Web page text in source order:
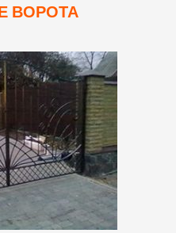
ВОРОТА